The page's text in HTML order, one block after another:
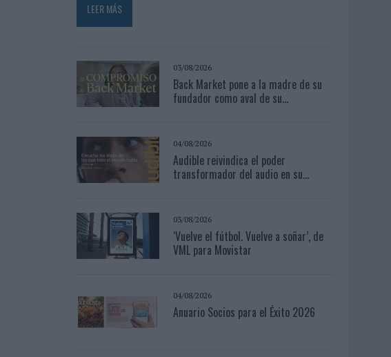
LEER MÁS
03/08/2026
Back Market pone a la madre de su
fundador como aval de su...
04/08/2026
Audible reivindica el poder
transformador del audio en su...
03/08/2026
‘Vuelve el fútbol. Vuelve a soñar’, de
VML para Movistar
04/08/2026
Anuario Socios para el Éxito 2026